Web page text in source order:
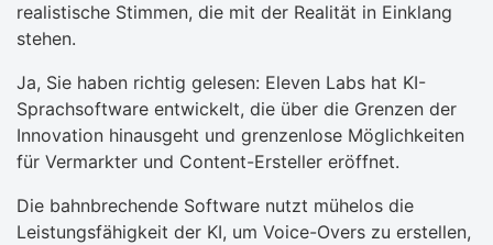
realistische Stimmen, die mit der Realität in Einklang
stehen.
Ja, Sie haben richtig gelesen: Eleven Labs hat KI-
Sprachsoftware entwickelt, die über die Grenzen der
Innovation hinausgeht und grenzenlose Möglichkeiten
für Vermarkter und Content-Ersteller eröffnet.
Die bahnbrechende Software nutzt mühelos die
Leistungsfähigkeit der KI, um Voice-Overs zu erstellen,